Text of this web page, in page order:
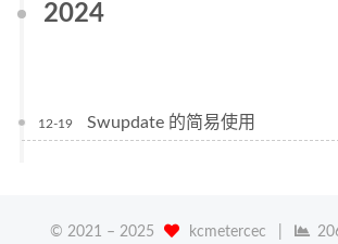
2024
12-19 Swupdate 的简易使用
© 2021 – 2025 kcmetercec